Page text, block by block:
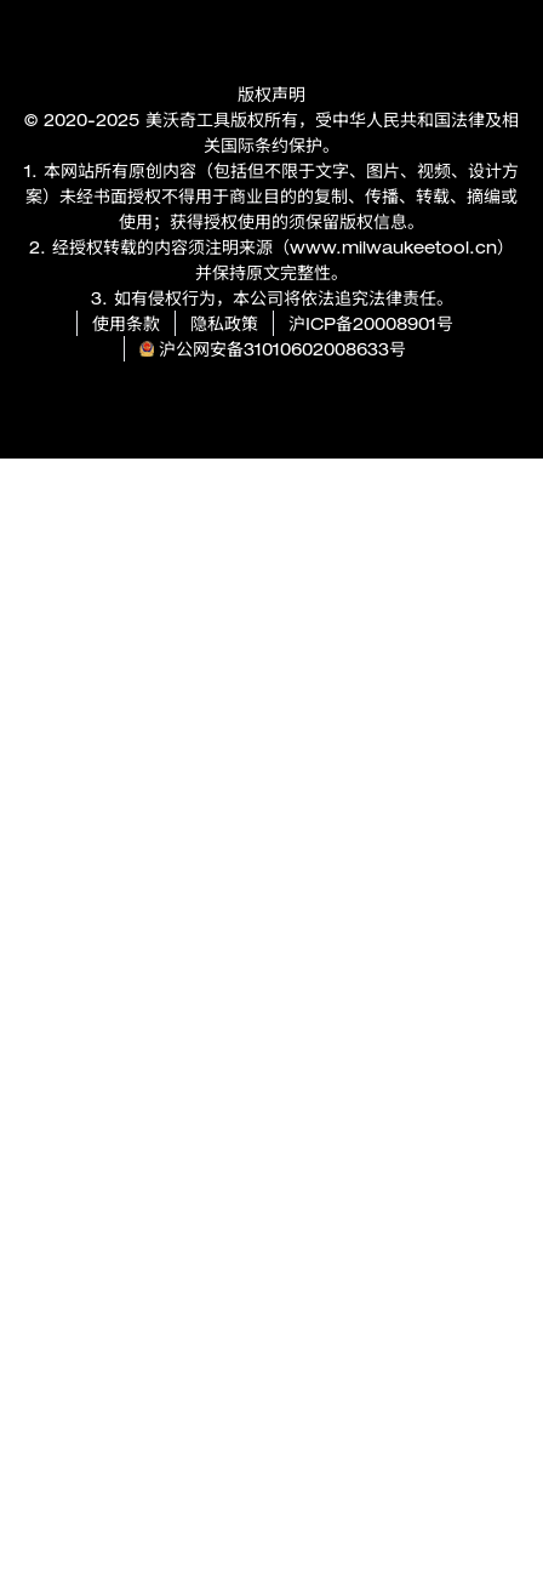
版权声明
© 2020-2025 美沃奇工具版权所有，受中华人民共和国法律及相
关国际条约保护。
1. 本网站所有原创内容（包括但不限于文字、图片、视频、设计方
案）未经书面授权不得用于商业目的的复制、传播、转载、摘编或
使用；获得授权使用的须保留版权信息。
2. 经授权转载的内容须注明来源（www.milwaukeetool.cn）
并保持原文完整性。
3. 如有侵权行为，本公司将依法追究法律责任。
使用条款
隐私政策
沪ICP备20008901号
沪公网安备31010602008633号